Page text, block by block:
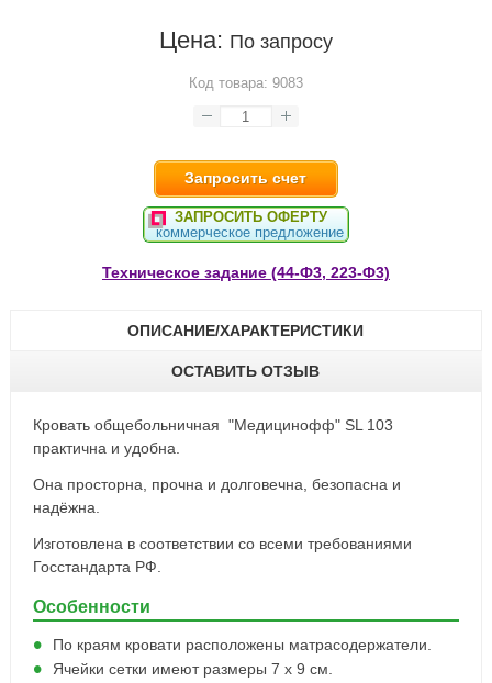
Цена: По запросу
Код товара: 9083
Запросить счет
ЗАПРОСИТЬ ОФЕРТУ
коммерческое предложение
Техническое задание (44-Ф3, 223-Ф3)
ОПИСАНИЕ/ХАРАКТЕРИСТИКИ
ОСТАВИТЬ ОТЗЫВ
Кровать общебольничная "Медицинофф" SL 103
практична и удобна.
Она просторна, прочна и долговечна, безопасна и
надёжна.
Изготовлена в соответствии со всеми требованиями
Госстандарта РФ.
Особенности
По краям кровати расположены матрасодержатели.
Ячейки сетки имеют размеры 7 х 9 cм.